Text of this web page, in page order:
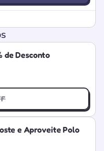
de Desconto
e Aproveite Polo